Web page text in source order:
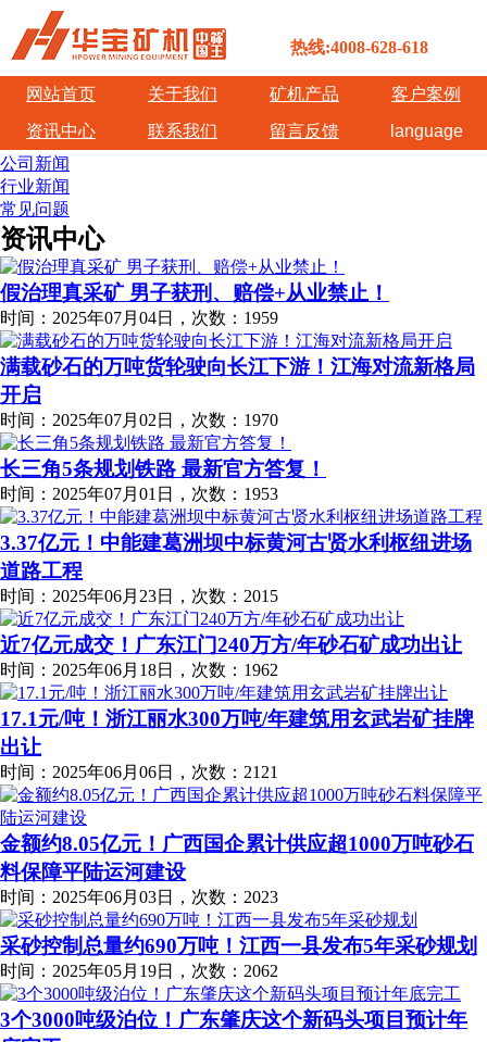
热线:4008-628-618
网站首页 关于我们 矿机产品
客户案例
资讯中心
联系我们 留言反馈
language
公司新闻
行业新闻
常见问题
资讯中心
假治理真采矿 男子获刑、赔偿+从业禁止！
时间：2025年07月04日，次数：1959
满载砂石的万吨货轮驶向长江下游！江海对流新格局
开启
时间：2025年07月02日，次数：1970
长三角5条规划铁路 最新官方答复！
时间：2025年07月01日，次数：1953
3.37亿元！中能建葛洲坝中标黄河古贤水利枢纽进场
道路工程
时间：2025年06月23日，次数：2015
近7亿元成交！广东江门240万方/年砂石矿成功出让
时间：2025年06月18日，次数：1962
17.1元/吨！浙江丽水300万吨/年建筑用玄武岩矿挂牌
出让
时间：2025年06月06日，次数：2121
金额约8.05亿元！广西国企累计供应超1000万吨砂石
料保障平陆运河建设
时间：2025年06月03日，次数：2023
采砂控制总量约690万吨！江西一县发布5年采砂规划
时间：2025年05月19日，次数：2062
3个3000吨级泊位！广东肇庆这个新码头项目预计年